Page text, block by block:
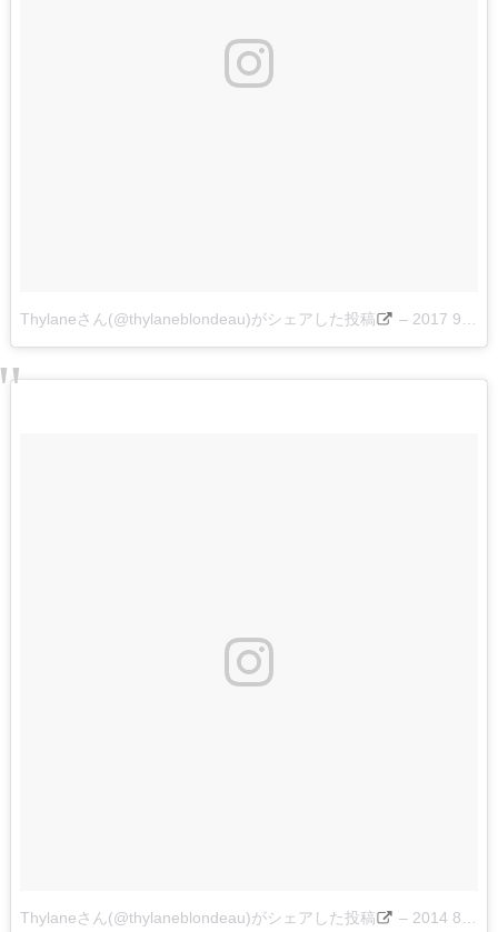
Thylaneさん(@thylaneblondeau)がシェアした投稿 – 2017 9月 13 5:35午前 PDT
Thylaneさん(@thylaneblondeau)がシェアした投稿 – 2014 8月 19 6:33午前 PDT